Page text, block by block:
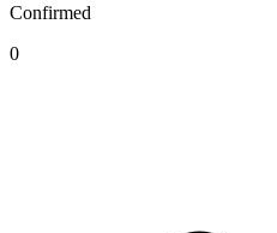
Confirmed
0